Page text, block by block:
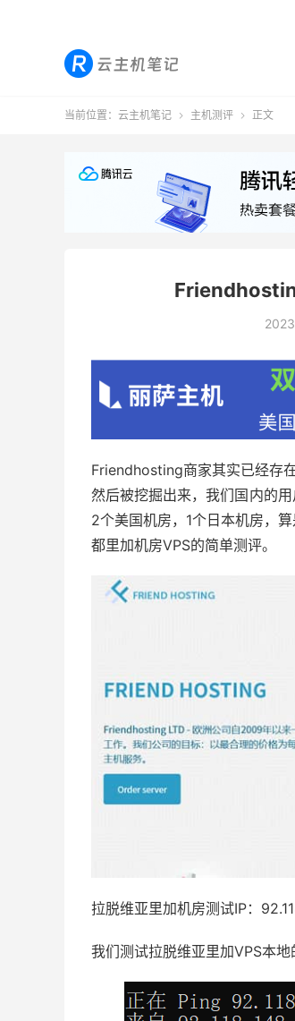
当前位置： 云主机笔记  主机测评  正文
Friendhosting商家其实已经存
然后被挖掘出来，我们国内的
2个美国机房，1个日本机房，
都里加机房VPS的简单测评。
拉脱维亚里加机房测试IP：
我们测试拉脱维亚里加VPS本地